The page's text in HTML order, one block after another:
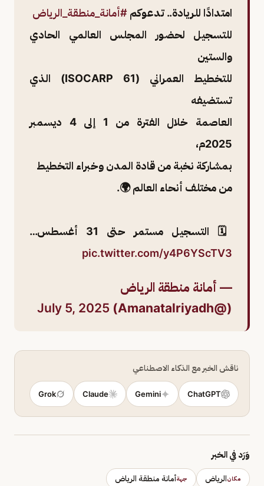
امتدادًا للريادة.. تدعوكم #أمانة_منطقة_الرياض
للتسجيل لحضور المجلس العالمي الحادي
والستين
للتخطيط العمراني (ISOCARP 61) الذي
تستضيفه
العاصمة خلال الفترة من 1 إلى 4 ديسمبر
2025م،
بمشاركة نخبة من قادة المدن وخبراء التخطيط
من مختلف أنحاء العالم 🌍.
🗓️ التسجيل مستمر حتى 31 أغسطس…
pic.twitter.com/y4P6YScTV3
— أمانة منطقة الرياض
(@Amanatalriyadh)
July 5, 2025
ناقش الخبر مع الذكاء الاصطناعي
ChatGPT
Gemini
Claude
Grok
وَرَد في الخبر
مكانالرياض جهةأمانة منطقة الرياض